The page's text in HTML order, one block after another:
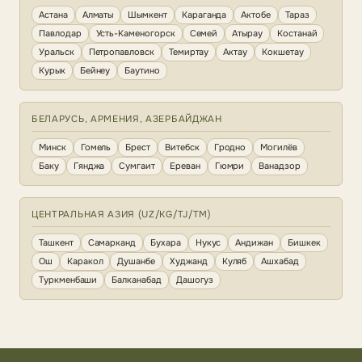
Астана Алматы Шымкент Караганда Актобе
Тараз
Павлодар
Усть-Каменогорск Семей Атырау
Костанай
Уральск
Петропавловск Темиртау Актау
Кокшетау
Курык
Бейнеу Баутино
БЕЛАРУСЬ, АРМЕНИЯ, АЗЕРБАЙДЖАН
Минск Гомель Брест Витебск Гродно
Могилёв
Баку
Гянджа Сумгаит Ереван Гюмри Ванадзор
ЦЕНТРАЛЬНАЯ АЗИЯ (UZ/KG/TJ/TM)
Ташкент Самарканд Бухара Нукус Андижан
Бишкек
Ош
Каракол Душанбе Худжанд Куляб
Ашхабад
Туркменбаши
Балканабад Дашогуз